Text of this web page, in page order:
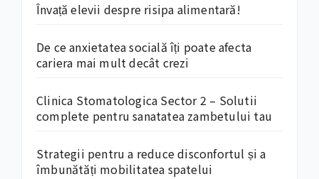
Învață elevii despre risipa alimentară!
De ce anxietatea socială îți poate afecta
cariera mai mult decât crezi
Clinica Stomatologica Sector 2 – Solutii
complete pentru sanatatea zambetului tau
Strategii pentru a reduce disconfortul și a
îmbunătăți mobilitatea spatelui